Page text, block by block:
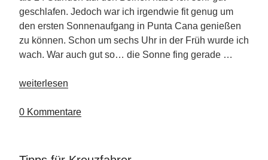
geschlafen. Jedoch war ich irgendwie fit genug um
den ersten Sonnenaufgang in Punta Cana genießen
zu können. Schon um sechs Uhr in der Früh wurde ich
wach. War auch gut so… die Sonne fing gerade …
„Secrets
Cana“
weiterlesen
0 Kommentare